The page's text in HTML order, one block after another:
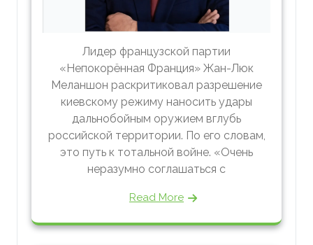
Лидер французской партии
«Непокорённая Франция» Жан-Люк
Меланшон раскритиковал разрешение
киевскому режиму наносить удары
дальнобойным оружием вглубь
российской территории. По его словам,
это путь к тотальной войне. «Очень
неразумно соглашаться с
Read More